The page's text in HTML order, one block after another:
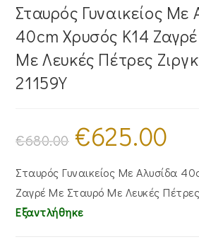
Σταυρός Γυναικείος Με
40cm Χρυσός Κ14
Με Λευκές Πέτρες
21159Y
€680.00
Original
price
was:
€625.00
Σταυρός Γυναικείος Με Αλυσίδα
Ζαγρέ Με Σταυρό Με Λευκές
Εξαντλήθηκε